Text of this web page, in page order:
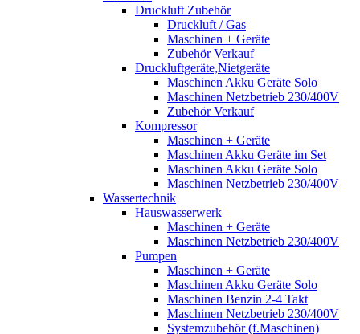
Druckluft Zubehör
Druckluft / Gas
Maschinen + Geräte
Zubehör Verkauf
Druckluftgeräte,Nietgeräte
Maschinen Akku Geräte Solo
Maschinen Netzbetrieb 230/400V
Zubehör Verkauf
Kompressor
Maschinen + Geräte
Maschinen Akku Geräte im Set
Maschinen Akku Geräte Solo
Maschinen Netzbetrieb 230/400V
Wassertechnik
Hauswasserwerk
Maschinen + Geräte
Maschinen Netzbetrieb 230/400V
Pumpen
Maschinen + Geräte
Maschinen Akku Geräte Solo
Maschinen Benzin 2-4 Takt
Maschinen Netzbetrieb 230/400V
Systemzubehör (f.Maschinen)